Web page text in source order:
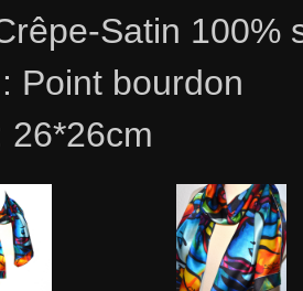
Satin 100%
Point bourdon
26*26cm